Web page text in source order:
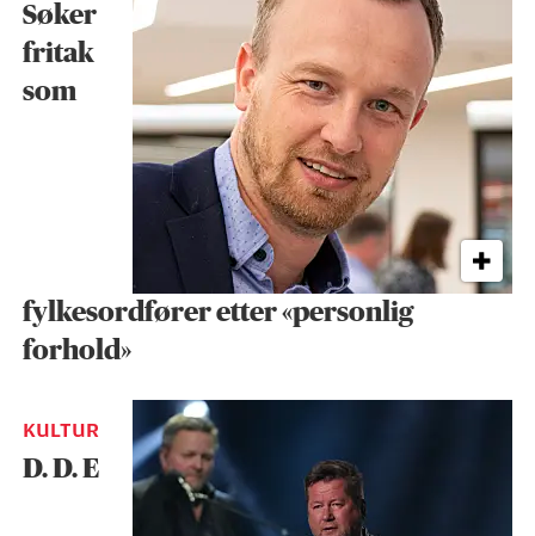
Søker
fritak
som
fylkesordfører etter «personlig
forhold»
KULTUR
D. D. E